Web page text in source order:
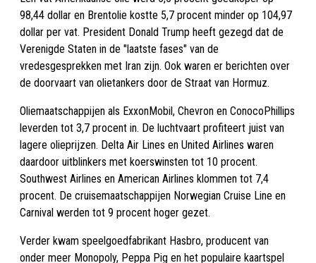
98,44 dollar en Brentolie kostte 5,7 procent minder op 104,97
dollar per vat. President Donald Trump heeft gezegd dat de
Verenigde Staten in de "laatste fases" van de
vredesgesprekken met Iran zijn. Ook waren er berichten over
de doorvaart van olietankers door de Straat van Hormuz.
Oliemaatschappijen als ExxonMobil, Chevron en ConocoPhillips
leverden tot 3,7 procent in. De luchtvaart profiteert juist van
lagere olieprijzen. Delta Air Lines en United Airlines waren
daardoor uitblinkers met koerswinsten tot 10 procent.
Southwest Airlines en American Airlines klommen tot 7,4
procent. De cruisemaatschappijen Norwegian Cruise Line en
Carnival werden tot 9 procent hoger gezet.
Verder kwam speelgoedfabrikant Hasbro, producent van
onder meer Monopoly, Peppa Pig en het populaire kaartspel